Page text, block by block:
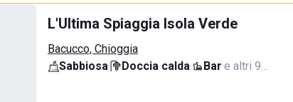
L'Ultima Spiaggia Isola Verde
Bacucco, Chioggia
Sabbiosa· Doccia calda· Bar·e altri 9…